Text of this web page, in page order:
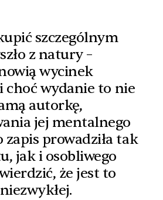
szczególnym
z natury –
wycinek
choć wydanie to nie
autorkę,
jej mentalnego
prowadziła tak
jak i osobliwego
że jest to